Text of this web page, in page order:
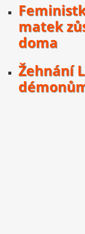
matek
doma
Žehnání